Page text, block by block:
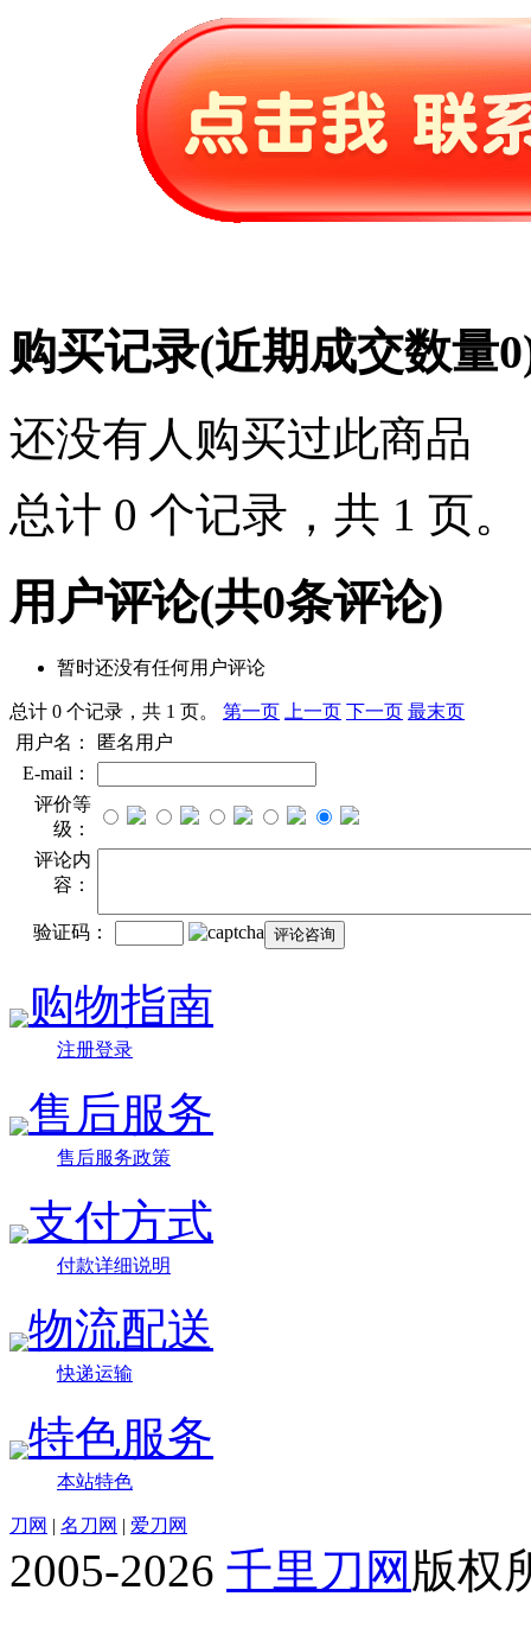
购买记录(近期成交数量0
还没有人购买过此商品
总计 0 个记录，共 1 页。
用户评论(共0条评论)
暂时还没有任何用户评论
总计 0 个记录，共 1 页。 第一页 上一页 下一页 最末页
用户名：
匿名用户
E-mail：
评价等
级：
评论内
容：
验证码：
购物指南
注册登录
售后服务
售后服务政策
支付方式
付款详细说明
物流配送
快递运输
特色服务
本站特色
刀网 | 名刀网 | 爱刀网
2005-2026 千里刀网 版权